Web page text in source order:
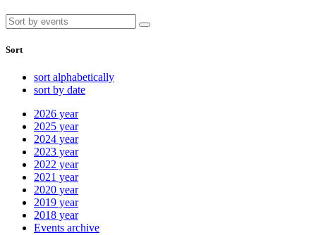
Sort
sort alphabetically
sort by date
2026 year
2025 year
2024 year
2023 year
2022 year
2021 year
2020 year
2019 year
2018 year
Events archive